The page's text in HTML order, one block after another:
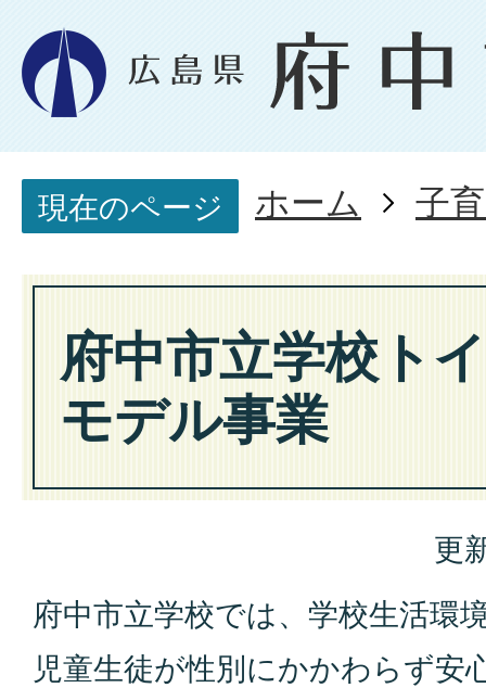
現在のページ ホーム 子
府中市立学校ト
モデル事業
更
府中市立学校では、学校生活環
児童生徒が性別にかかわらず安